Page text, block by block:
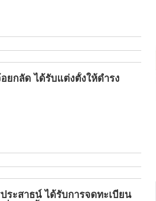
กลัด ได้รับแต่งตั้งให้ดำรง
ระสาธน์ ได้รับการจดทะเบียน